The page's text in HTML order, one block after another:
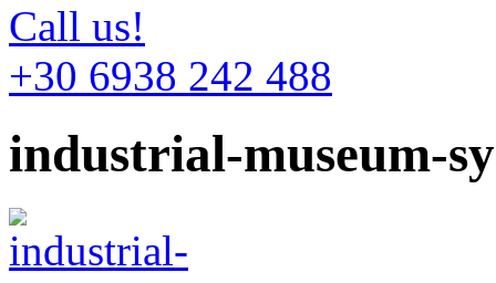
Call us!
+30 6938 242 488
industrial-museum-